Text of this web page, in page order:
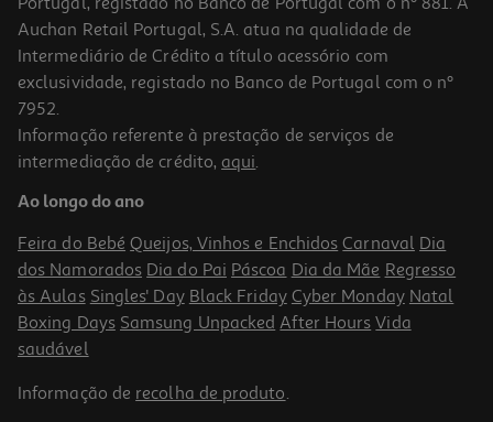
Cereais Fibra Weetabix Minis Chocolate 500g
11.18 €/Kg
5,59 €
Auchan Retail Portugal, S.A. atua na qualidade de
Intermediário de Crédito a título acessório com
exclusividade, registado no Banco de Portugal com o nº
7952.
Informação referente à prestação de serviços de
intermediação de crédito, aqui.
Ao longo do ano
Feira do Bebé Queijos, Vinhos e Enchidos Carnaval Dia
dos Namorados Dia do Pai Páscoa Dia da Mãe Regresso
às Aulas Singles' Day Black Friday Cyber Monday Natal
Boxing Days Samsung Unpacked After Hours Vida
saudável
Informação de recolha de produto.